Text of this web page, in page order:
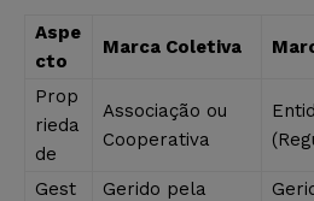
Aspe
cto
Marca Coletiva
Prop
rieda
de
Associação ou
Cooperativa
Gest
Gerido pela